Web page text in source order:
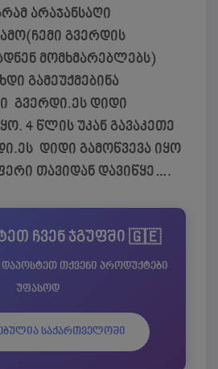
არაჯანსაღი
გვერდის
მომხმარებლებს)
გამეუქმებინა
გვერდი.ეს დიდი
4 წლის უკან გავაკეთე
დიდი გამოწვევა იყო
თავიდან დავიწყე….
ჩვენ ჯგუფში 🇬🇪
დაპოსტეთ თქვენი პროდუქტები
უფასოდ
საქართველოში